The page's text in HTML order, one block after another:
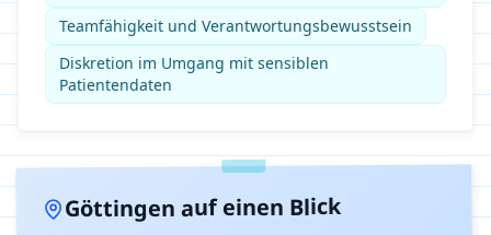
Teamfähigkeit und Verantwortungsbewusstsein
Diskretion im Umgang mit sensiblen
Patientendaten
Göttingen auf einen Blick